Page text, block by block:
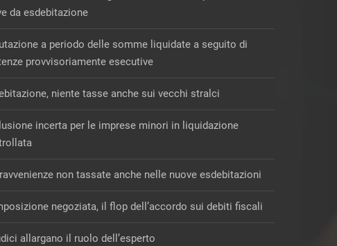
a periodo delle somme liquidate a seguito di
provvisoriamente esecutive
niente tasse anche sui vecchi stralci
incerta per le imprese minori in liquidazione
non tassate anche nelle nuove esdebitazioni
negoziata, il flop dell’accordo sui debiti fiscali
allargano il ruolo dell’esperto